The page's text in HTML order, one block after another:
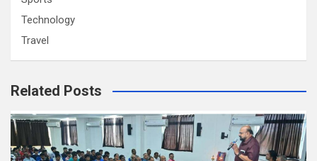
Technology
Travel
Related Posts